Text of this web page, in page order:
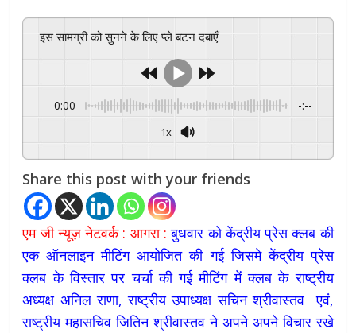
इस सामग्री को सुनने के लिए प्ले बटन दबाएँ
0:00 -:--
1x
Share this post with your friends
एम जी न्यूज़ नेटवर्क : आगरा : बुधवार को केंद्रीय प्रेस क्लब की
एक ऑनलाइन मीटिंग आयोजित की गई जिसमे केंद्रीय प्रेस
क्लब के विस्तार पर चर्चा की गई मीटिंग में क्लब के राष्ट्रीय
अध्यक्ष अनिल राणा, राष्ट्रीय उपाध्यक्ष सचिन श्रीवास्तव एवं,
राष्ट्रीय महासचिव जितिन श्रीवास्तव ने अपने अपने विचार रखे